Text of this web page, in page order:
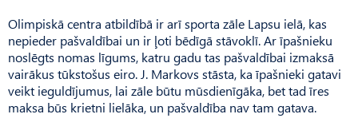
Olimpiskā centra atbildībā ir arī sporta zāle Lapsu ielā, kas
nepieder pašvaldībai un ir ļoti bēdīgā stāvoklī. Ar īpašnieku
noslēgts nomas līgums, katru gadu tas pa­­š­valdībai izmaksā
vairākus tūkstošus eiro. J. Markovs stāsta, ka īpašnieki gatavi
veikt ieguldījumus, lai zāle būtu mūsdienīgāka, bet tad īres
maksa būs krietni lielāka, un pašvaldība nav tam gatava.